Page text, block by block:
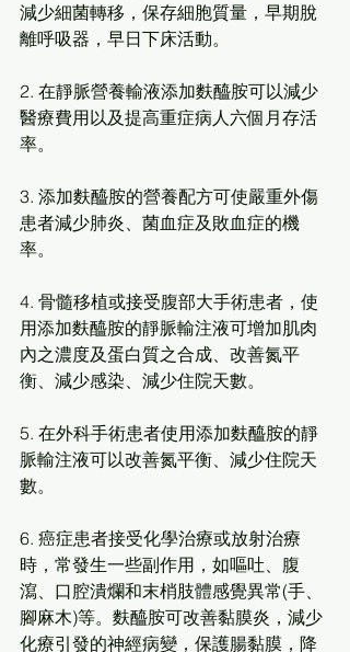
減少細菌轉移，保存細胞質量，早期脫
離呼吸器，早日下床活動。
2. 在靜脈營養輸液添加麩醯胺可以減少
醫療費用以及提高重症病人六個月存活
率。
3. 添加麩醯胺的營養配方可使嚴重外傷
患者減少肺炎、菌血症及敗血症的機
率。
4. 骨髓移植或接受腹部大手術患者，使
用添加麩醯胺的靜脈輸注液可增加肌肉
內之濃度及蛋白質之合成、改善氮平
衡、減少感染、減少住院天數。
5. 在外科手術患者使用添加麩醯胺的靜
脈輸注液可以改善氮平衡、減少住院天
數。
6. 癌症患者接受化學治療或放射治療
時，常發生一些副作用，如嘔吐、腹
瀉、口腔潰爛和末梢肢體感覺異常(手、
腳麻木)等。麩醯胺可改善黏膜炎，減少
化療引發的神經病變，保護腸黏膜，降